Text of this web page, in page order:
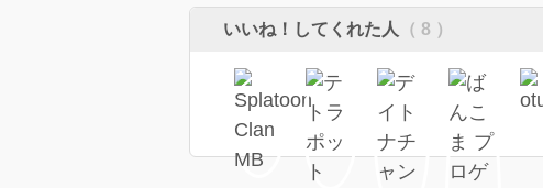
いいね！してくれた人 （ 8 ）